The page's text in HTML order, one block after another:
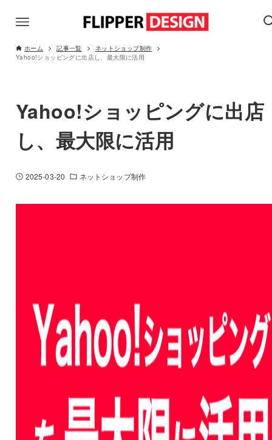
ホーム 記事一覧
ネットショップ制作
Yahoo!ショッピングに出店し、最大限に活用
Yahoo!ショッピングに出店
し、最大限に活用
2025-03-20 ネットショップ制作